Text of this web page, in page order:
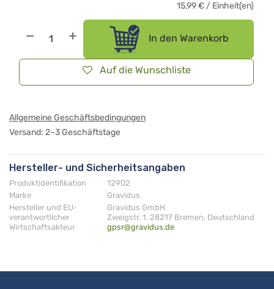
In den Warenkorb
Auf die Wunschliste
15,99€ / Einheit(en)
Allgemeine Geschäftsbedingungen
Versand: 2–3 Geschäftstage
Hersteller- und Sicherheitsangaben
Produktidentifikation
12902
Marke
Gravidus
Hersteller und EU-
verantwortlicher
Wirtschaftsakteur
Gravidus GmbH
Zweigstr. 1, 28217 Bremen, Deutschland
gpsr@gravidus.de